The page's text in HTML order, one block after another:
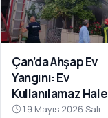
Çan’da Ahşap Ev
Yangını: Ev
Kullanılamaz Hale
Geldi
19 Mayıs 2026 Salı